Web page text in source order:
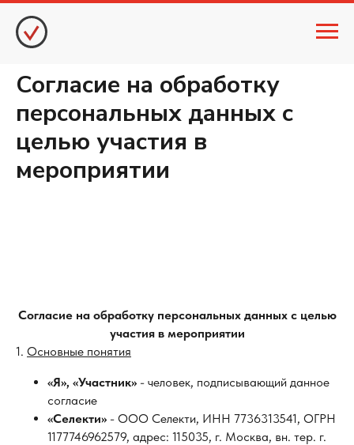
Согласие на обработку
персональных данных с
целью участия в
мероприятии
Согласие на обработку персональных данных с целью
участия в мероприятии
1. Основные понятия
«Я», «Участник» - человек, подписывающий данное
согласие
«Селекти» - ООО Селекти, ИНН 7736313541, ОГРН
1177746962579, адрес: 115035, г. Москва, вн. тер. г.